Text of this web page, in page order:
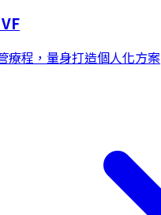
療程，量身打造個人化方案